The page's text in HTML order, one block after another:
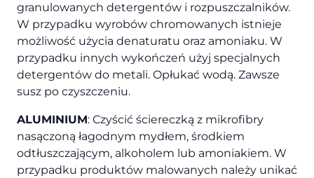
granulowanych detergentów i rozpuszczalników.
W przypadku wyrobów chromowanych istnieje
możliwość użycia denaturatu oraz amoniaku. W
przypadku innych wykończeń użyj specjalnych
detergentów do metali. Opłukać wodą. Zawsze
susz po czyszczeniu.
ALUMINIUM: Czyścić ściereczką z mikrofibry
nasączoną łagodnym mydłem, środkiem
odtłuszczającym, alkoholem lub amoniakiem. W
przypadku produktów malowanych należy unikać